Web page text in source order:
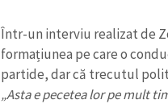
Într-un interviu realizat de
formațiunea pe care o
partide, dar că trecutul
„Asta e pecetea lor pe mult